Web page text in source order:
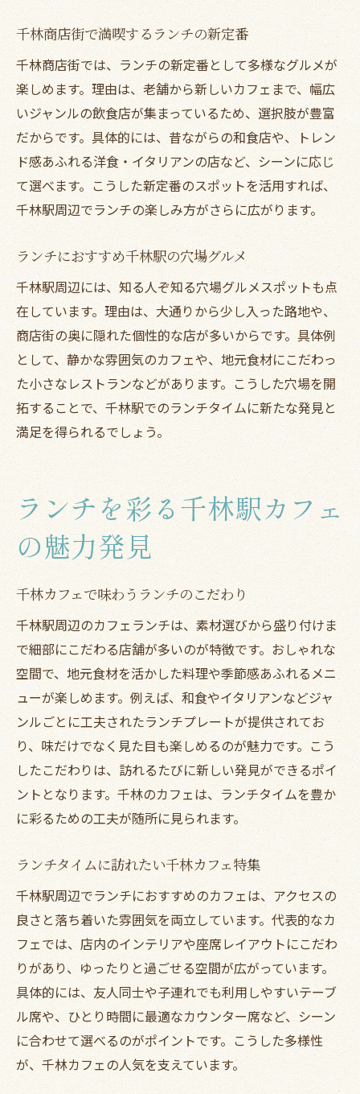
千林商店街で満喫するランチの新定番
千林商店街では、ランチの新定番として多様なグルメが
楽しめます。理由は、老舗から新しいカフェまで、幅広
いジャンルの飲食店が集まっているため、選択肢が豊富
だからです。具体的には、昔ながらの和食店や、トレン
ド感あふれる洋食・イタリアンの店など、シーンに応じ
て選べます。こうした新定番のスポットを活用すれば、
千林駅周辺でランチの楽しみ方がさらに広がります。
ランチにおすすめ千林駅の穴場グルメ
千林駅周辺には、知る人ぞ知る穴場グルメスポットも点
在しています。理由は、大通りから少し入った路地や、
商店街の奥に隠れた個性的な店が多いからです。具体例
として、静かな雰囲気のカフェや、地元食材にこだわっ
た小さなレストランなどがあります。こうした穴場を開
拓することで、千林駅でのランチタイムに新たな発見と
満足を得られるでしょう。
ランチを彩る千林駅カフェ
の魅力発見
千林カフェで味わうランチのこだわり
千林駅周辺のカフェランチは、素材選びから盛り付けま
で細部にこだわる店舗が多いのが特徴です。おしゃれな
空間で、地元食材を活かした料理や季節感あふれるメニ
ューが楽しめます。例えば、和食やイタリアンなどジャ
ンルごとに工夫されたランチプレートが提供されてお
り、味だけでなく見た目も楽しめるのが魅力です。こう
したこだわりは、訪れるたびに新しい発見ができるポイ
ントとなります。千林のカフェは、ランチタイムを豊か
に彩るための工夫が随所に見られます。
ランチタイムに訪れたい千林カフェ特集
千林駅周辺でランチにおすすめのカフェは、アクセスの
良さと落ち着いた雰囲気を両立しています。代表的なカ
フェでは、店内のインテリアや座席レイアウトにこだわ
りがあり、ゆったりと過ごせる空間が広がっています。
具体的には、友人同士や子連れでも利用しやすいテーブ
ル席や、ひとり時間に最適なカウンター席など、シーン
に合わせて選べるのがポイントです。こうした多様性
が、千林カフェの人気を支えています。